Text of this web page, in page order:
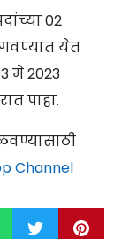
02
येत
मे 2023
पाहा.
Channel